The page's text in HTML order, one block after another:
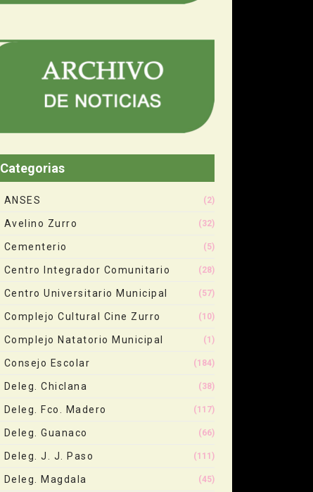
Categorias
ANSES (2)
Avelino Zurro (32)
Cementerio (5)
Centro Integrador Comunitario (28)
Centro Universitario Municipal (57)
Complejo Cultural Cine Zurro (10)
Complejo Natatorio Municipal (1)
Consejo Escolar (184)
Deleg. Chiclana (38)
Deleg. Fco. Madero (117)
Deleg. Guanaco (66)
Deleg. J. J. Paso (111)
Deleg. Magdala (45)